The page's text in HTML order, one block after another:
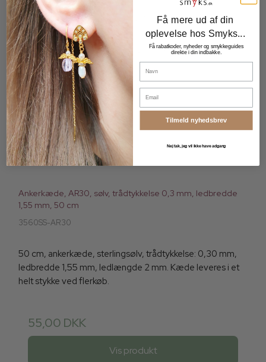
Ankerkæde, AR30, sølv, trådtykkelse 0,3 mm, ledbredde
1,55 mm, 50 cm
3560SS-AR30
50 cm, ankerkæde, sterlingsølv, trådtykkelse: 0,30 mm,
ledbredde 1,55 mm, ledlængde 2 mm. Kæde leveres i et
helt stykke ved flerkøb.
55,00 DKK
Vis produkt
Få mere ud af din
oplevelse hos Smyks...
Få rabatkoder, nyheder og smykkeguides
direkte i din indbakke.
Tilmeld nyhedsbrev
Nej tak, jeg vil ikke have adgang